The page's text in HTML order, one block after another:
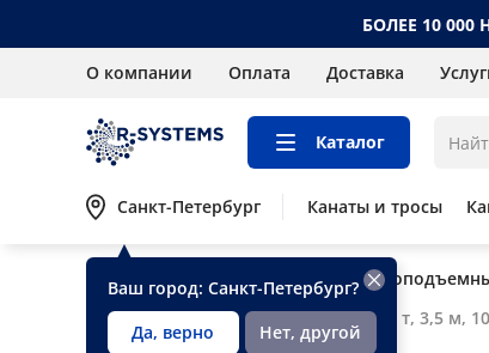
БОЛЕЕ 10
О компании Оплата Доставка
Каталог
Санкт-Петербург
Ваш город: Санкт-Петербург?
Да, верно
Нет, другой
Канаты и тросы
Главная Каталог Стропы
Строп цепной двухветвевой 2СЦ 2,1 т, 3,5 м,